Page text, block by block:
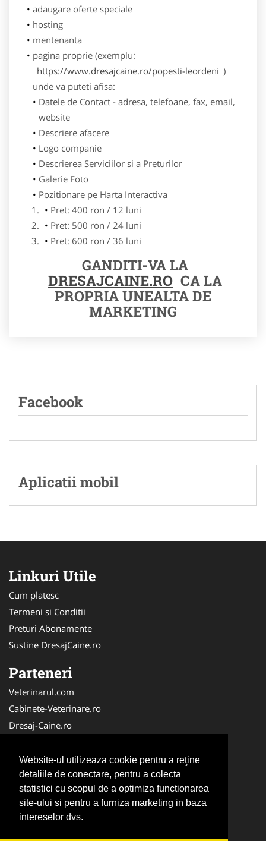
Website-ul utilizeaza cookie pentru a reţine
detaliile de conectare, pentru a colecta
statistici cu scopul de a optimiza functionarea
site-ului si pentru a furniza marketing in baza
intereselor dvs.
adaugare oferte speciale
hosting
mentenanta
pagina proprie (exemplu:
https://www.dresajcaine.ro/popesti-leordeni )
unde va puteti afisa:
Datele de Contact - adresa, telefoane, fax, email,
website
Descriere afacere
Logo companie
Descrierea Serviciilor si a Preturilor
Galerie Foto
Pozitionare pe Harta Interactiva
Pret: 400 ron / 12 luni
Pret: 500 ron / 24 luni
Pret: 600 ron / 36 luni
GANDITI-VA LA
DRESAJCAINE.RO CA LA
PROPRIA UNEALTA DE
MARKETING
Facebook
Aplicatii mobil
Linkuri Utile
Cum platesc
Termeni si Conditii
Preturi Abonamente
Sustine DresajCaine.ro
Parteneri
Veterinarul.com
Cabinete-Veterinare.ro
Dresaj-Caine.ro
Medic-Bun.com
SalonFrizerieCanina.com
DresajCaine.ro
NonStopDeschis.ro